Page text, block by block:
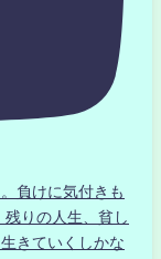
負けに気付きも
りの人生、貧し
きていくしかな